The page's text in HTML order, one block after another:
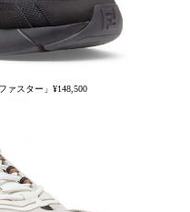
ァスター」¥148,500